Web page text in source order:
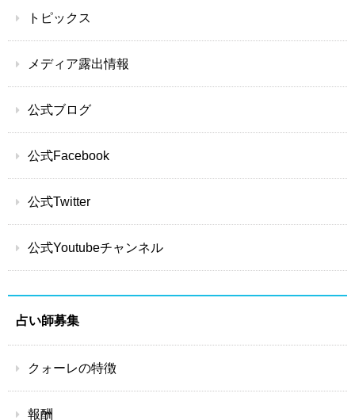
トピックス
メディア露出情報
公式ブログ
公式Facebook
公式Twitter
公式Youtubeチャンネル
占い師募集
クォーレの特徴
報酬